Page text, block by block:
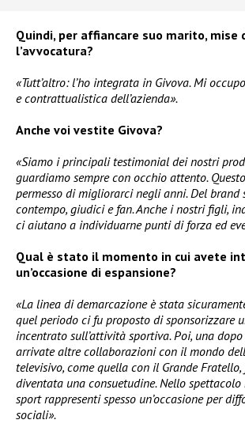
Quindi, per affiancare suo marito, mise
l’avvocatura?
«Tutt’altro: l’ho integrata in Givova. Mi
e contrattualistica dell’azienda».
Anche voi vestite Givova?
«Siamo i principali testimonial dei nostri
guardiamo sempre con occhio attento.
permesso di migliorarci negli anni. Del brand
contempo, giudici e fan. Anche i nostri figli,
ci aiutano a individuarne punti di forza ed
Qual è stato il momento in cui avete
un’occasione di espansione?
«La linea di demarcazione è stata
quel periodo ci fu proposto di sponsorizzare
incentrato sull’attività sportiva. Poi, una dopo
arrivate altre collaborazioni con il mondo
televisivo, come quella con il Grande
diventata una consuetudine. Nello
sport rappresenti spesso un’occasione per
sociali».